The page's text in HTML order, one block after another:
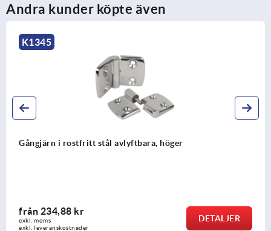
Andra kunder köpte även
DETALJER
Gångjärn i rostfritt stål 1.4401 osynliga